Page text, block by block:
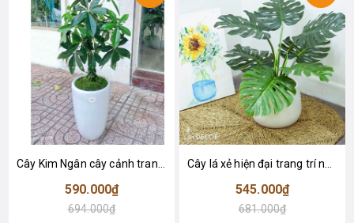
590.000₫
694.000₫
545.000₫
681.000₫